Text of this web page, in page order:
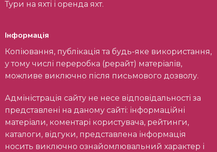
Тури на яхті і оренда яхт.
Інформація
Копіювання, публікація та будь-яке використання,
у тому числі переробка (рерайт) матеріалів,
можливе виключно після письмового дозволу.
Адміністрація сайту не несе відповідальності за
представлені на даному сайті: інформаційні
матеріали, коментарі користувача, рейтинги,
каталоги, відгуки, представлена інформація
носить виключно ознайомлювальний характер і